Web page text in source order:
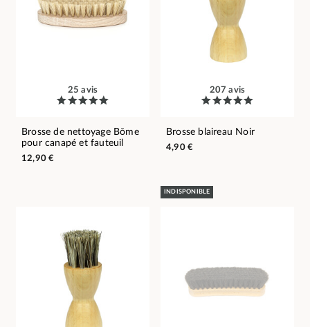
25 avis
Brosse de nettoyage Bōme
pour canapé et fauteuil
12,90 €
207 avis
Brosse blaireau Noir
4,90 €
INDISPONIBLE